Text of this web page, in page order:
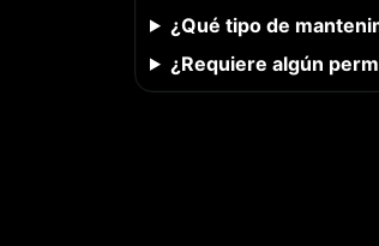
¿Qué tipo de
¿Requiere algún